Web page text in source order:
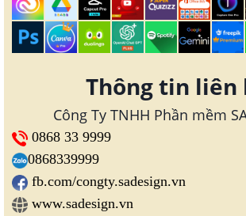
Thông tin liên
Công Ty TNHH Phần mềm
0868 33 9999
0868339999
fb.com/congty.sadesign.vn
www.sadesign.vn